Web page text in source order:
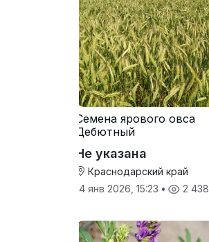
Семена ярового овса
Дебютный
Не указана
Краснодарский край
14 янв 2026, 15:23 • 2 438